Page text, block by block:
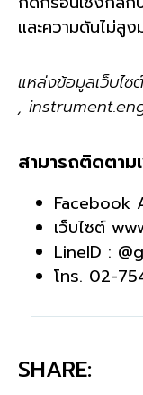
และความดันไม่สู
แหล่งข้อมูลเว็บไ
,
สามารถติดตาม
Facebook
เว็บไซต์
LineID :
โทร. 02-
SHARE: